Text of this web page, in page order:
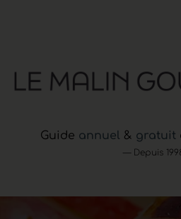
Guide annuel & gratuit
— Depuis